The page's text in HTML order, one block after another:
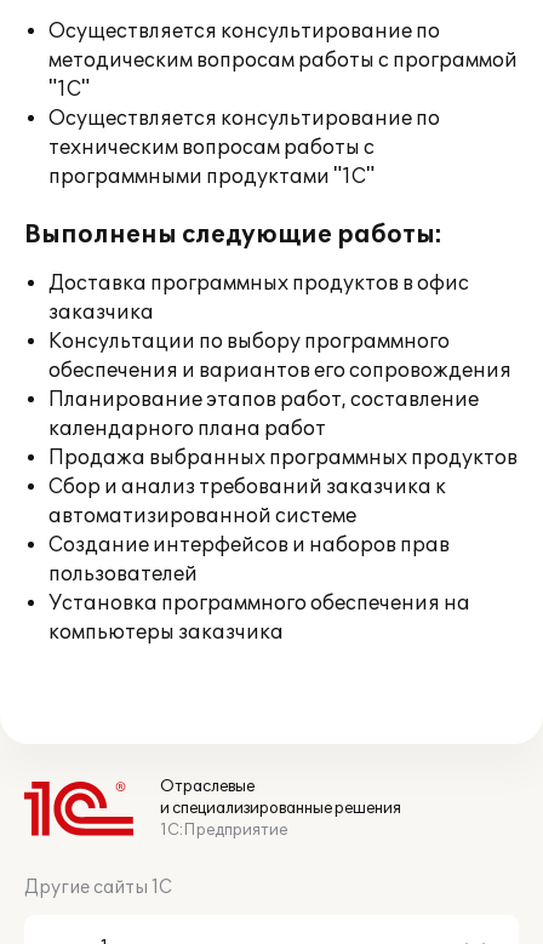
Осуществляется консультирование по
методическим вопросам работы с программой
"1С"
Осуществляется консультирование по
техническим вопросам работы с
программными продуктами "1С"
Выполнены следующие работы:
Доставка программных продуктов в офис
заказчика
Консультации по выбору программного
обеспечения и вариантов его сопровождения
Планирование этапов работ, составление
календарного плана работ
Продажа выбранных программных продуктов
Сбор и анализ требований заказчика к
автоматизированной системе
Создание интерфейсов и наборов прав
пользователей
Установка программного обеспечения на
компьютеры заказчика
Отраслевые
и специализированные решения
1С:Предприятие
Другие сайты 1С